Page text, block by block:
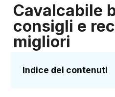
Cavalcabile
consigli e
migliori
Indice dei contenuti